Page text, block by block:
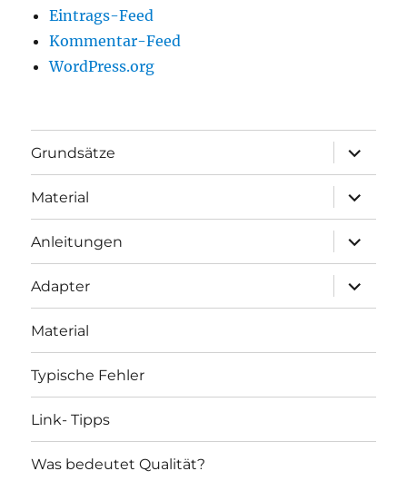
Eintrags-Feed
Kommentar-Feed
WordPress.org
Grundsätze
öffnen
Material
öffnen
Anleitungen
öffnen
Adapter
öffnen
Material
Typische Fehler
Link- Tipps
Was bedeutet Qualität?